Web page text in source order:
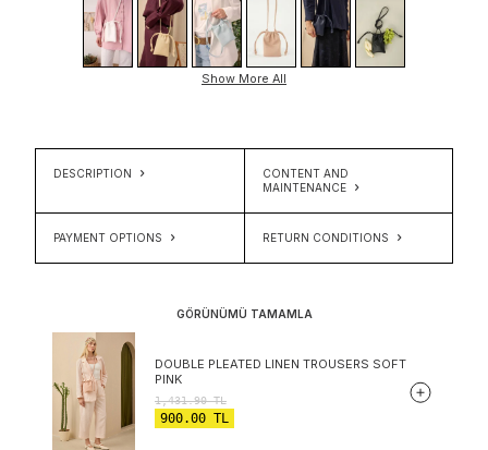
Show More All
DESCRIPTION
CONTENT AND
MAINTENANCE
PAYMENT OPTIONS RETURN CONDITIONS
GÖRÜNÜMÜ TAMAMLA
DOUBLE PLEATED LINEN TROUSERS SOFT
PINK
1,431.90TL
900.00 TL